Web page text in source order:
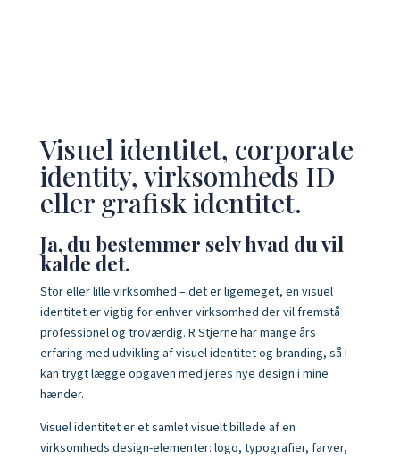
Visuel identitet, corporate
identity, virksomheds ID
eller grafisk identitet.
Ja, du bestemmer selv hvad du vil
kalde det.
Stor eller lille virksomhed – det er ligemeget, en visuel
identitet er vigtig for enhver virksomhed der vil fremstå
professionel og troværdig. R Stjerne har mange års
erfaring med udvikling af visuel identitet og branding, så I
kan trygt lægge opgaven med jeres nye design i mine
hænder.
Visuel identitet er et samlet visuelt billede af en
virksomheds design-elementer: logo, typografier, farver,